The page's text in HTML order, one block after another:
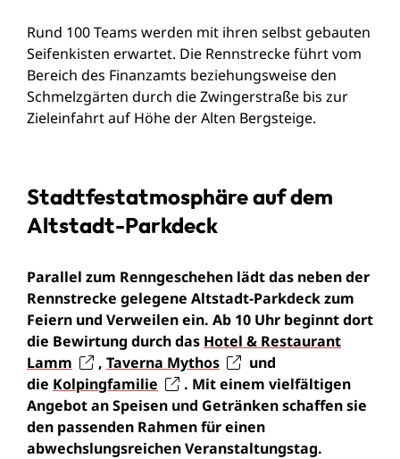
Rund 100 Teams werden mit ihren selbst gebauten
Seifenkisten erwartet. Die Rennstrecke führt vom
Bereich des Finanzamts beziehungsweise den
Schmelzgärten durch die Zwingerstraße bis zur
Zieleinfahrt auf Höhe der Alten Bergsteige.
Stadtfestatmosphäre auf dem
Altstadt-Parkdeck
Parallel zum Renngeschehen lädt das neben der
Rennstrecke gelegene Altstadt-Parkdeck zum
Feiern und Verweilen ein. Ab 10 Uhr beginnt dort
die Bewirtung durch das Hotel & Restaurant
Lamm
, Taverna Mythos
und
die Kolpingfamilie
. Mit einem vielfältigen
Angebot an Speisen und Getränken schaffen sie
den passenden Rahmen für einen
abwechslungsreichen Veranstaltungstag.